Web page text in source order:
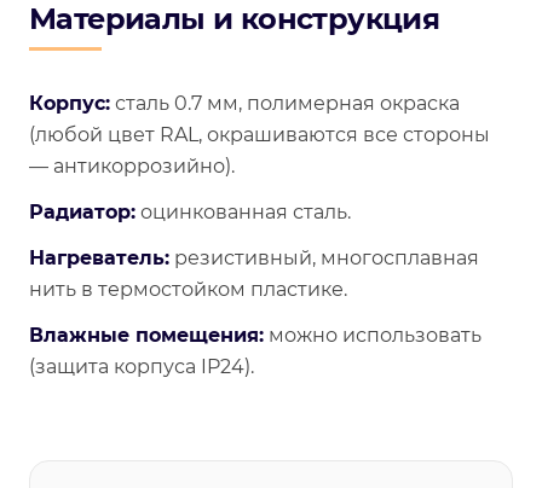
Материалы и конструкция
Корпус: сталь 0.7 мм, полимерная окраска
(любой цвет RAL, окрашиваются все стороны
— антикоррозийно).
Радиатор: оцинкованная сталь.
Нагреватель: резистивный, многосплавная
нить в термостойком пластике.
Влажные помещения: можно использовать
(защита корпуса IP24).